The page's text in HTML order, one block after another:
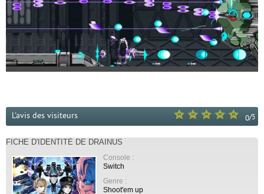
0/5
L'avis des visiteurs
FICHE D'IDENTITÉ DE DRAINUS
Console :
Switch
Genre :
Shoot'em up